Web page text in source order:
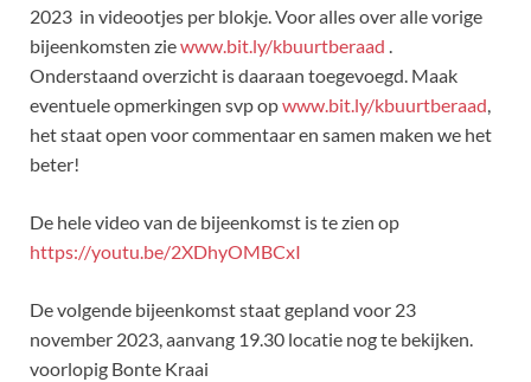
2023 in videootjes per blokje. Voor alles over alle vorige
bijeenkomsten ziewww.bit.ly/kbuurtberaad .
Onderstaand overzicht is daaraan toegevoegd. Maak
eventuele opmerkingen svp opwww.bit.ly/kbuurtberaad,
het staat open voor commentaar en samen maken we het
beter!
De hele video van de bijeenkomst is te zien op
https://youtu.be/2XDhyOMBCxI
De volgende bijeenkomst staat gepland voor 23
november 2023, aanvang 19.30 locatie nog te bekijken.
voorlopig Bonte Kraai